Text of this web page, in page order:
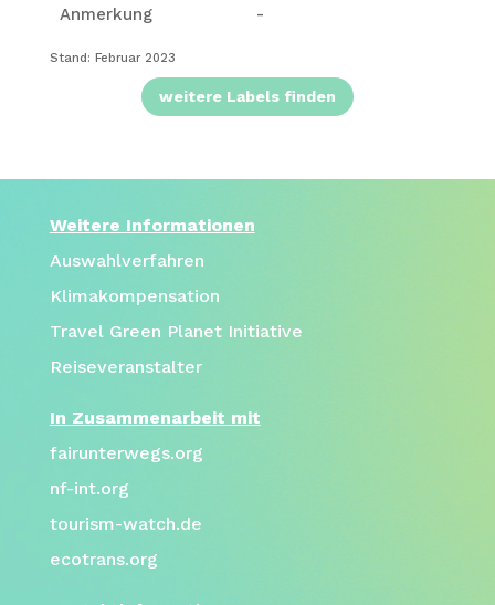
Anmerkung -
Stand: Februar 2023
weitere Labels finden
Weitere Informationen
Auswahlverfahren
Klimakompensation
Travel Green Planet Initiative
Reiseveranstalter
In Zusammenarbeit mit
fairunterwegs.org
nf-int.org
tourism-watch.de
ecotrans.org